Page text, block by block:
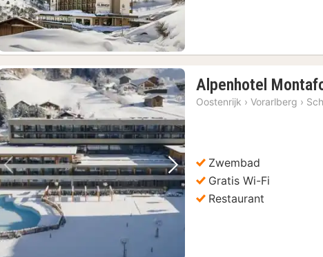
Vorige foto Volgende foto
Alpenhotel
Oostenrijk › Vorarlberg ›
Zwembad
Gratis Wi-Fi
Restaurant